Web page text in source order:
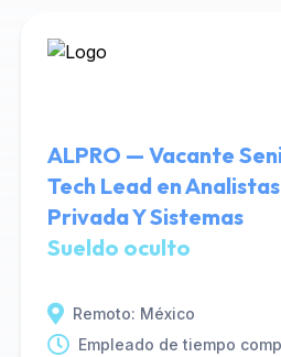
ALPRO — Vacante
Tech Lead en
Privada Y Sistemas
Sueldo oculto
Remoto: México
Empleado de tiempo